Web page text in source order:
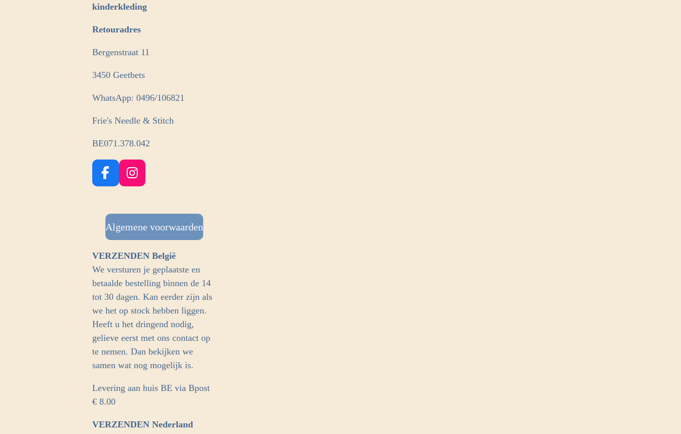
kinderkleding
Retouradres
Bergenstraat 11
3450 Geetbets
WhatsApp: 0496/106821
Frie's Needle & Stitch
BE071.378.042
F
e
b
o
o
I
t
a
g
r
m
Algemene voorwaarden
VERZENDEN België
We versturen je geplaatste en
betaalde bestelling binnen de 14
tot 30 dagen. Kan eerder zijn als
we het op stock hebben liggen.
Heeft u het dringend nodig,
gelieve eerst met ons contact op
te nemen. Dan bekijken we
samen wat nog mogelijk is.
Levering aan huis BE via Bpost
€ 8.00
VERZENDEN Nederland